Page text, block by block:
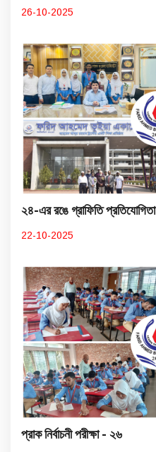
26-10-2025
২৪-এর রঙে গ্রাফিতি প্রতিযোগিতা
22-10-2025
প্রাক নির্বাচনী পরীক্ষা - ২৬